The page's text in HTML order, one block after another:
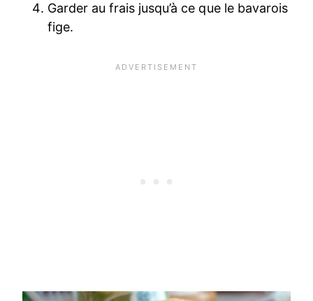
Garder au frais jusqu’à ce que le bavarois
fige.